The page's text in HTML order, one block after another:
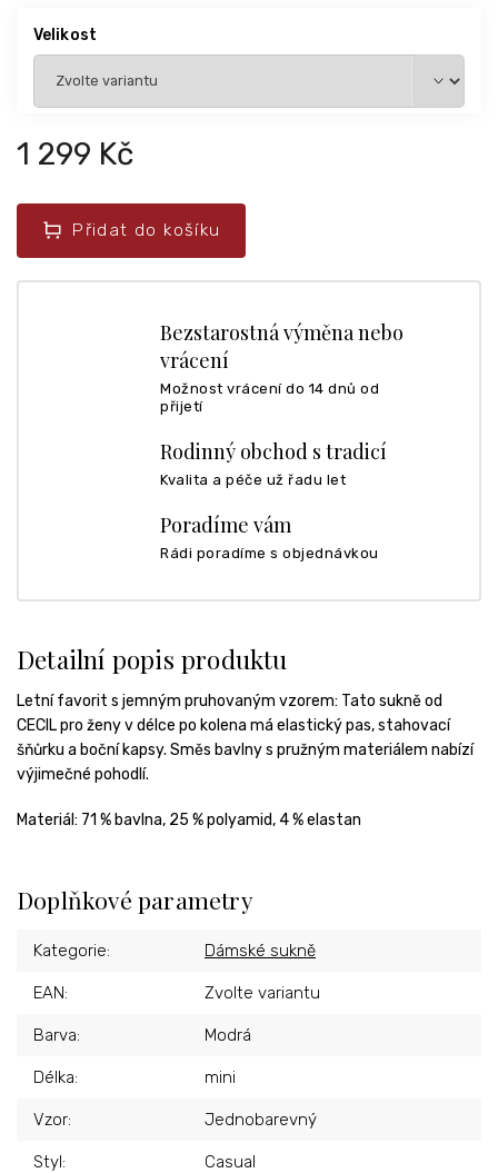
1 299 Kč
Velikost
Přidat do košíku
Bezstarostná výměna nebo
vrácení
Možnost vrácení do 14 dnů od
přijetí
Rodinný obchod s tradicí
Kvalita a péče už řadu let
Poradíme vám
Rádi poradíme s objednávkou
Detailní popis produktu
Letní favorit s jemným pruhovaným vzorem: Tato sukně od
CECIL pro ženy v délce po kolena má elastický pas, stahovací
šňůrku a boční kapsy. Směs bavlny s pružným materiálem nabízí
výjimečné pohodlí.
Materiál: 71 % bavlna, 25 % polyamid, 4 % elastan
Doplňkové parametry
Kategorie: Dámské sukně
EAN: Zvolte variantu
Barva: Modrá
Délka: mini
Vzor: Jednobarevný
Styl: Casual